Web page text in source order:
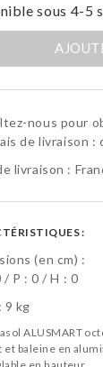
sous 4-5
nous pour
de livraison :
livraison :
:
(en cm) :
P :0 H : 0
9 kg
ALUSMART
et baleine en